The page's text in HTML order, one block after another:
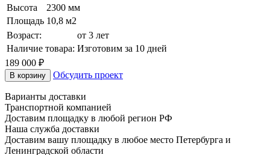
Высота
2300 мм
Площадь 10,8 м2
Возраст:
от 3 лет
Наличие товара: Изготовим за 10 дней
189 000 ₽
В корзину Обсудить проект
Варианты доставки
Транспортной компанией
Доставим площадку в любой регион РФ
Наша служба доставки
Доставим вашу площадку в любое место Петербурга и
Ленинградской области